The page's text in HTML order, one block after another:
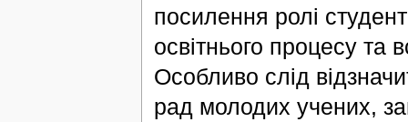
посилення ролі
освітнього процесу та
Особливо слід
рад молодих учених,